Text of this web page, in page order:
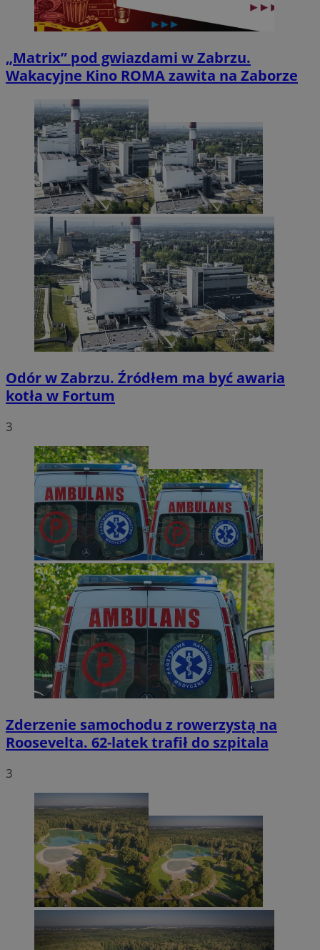
„Matrix” pod gwiazdami w Zabrzu.
Wakacyjne Kino ROMA zawita na Zaborze
Odór w Zabrzu. Źródłem ma być awaria
kotła w Fortum
3
Zderzenie samochodu z rowerzystą na
Roosevelta. 62-latek trafił do szpitala
3